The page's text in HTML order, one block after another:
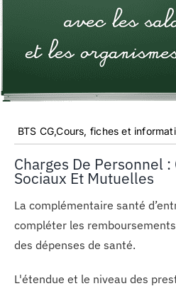
BTS CG,Cours, fiches et
Charges De Personnel :
Sociaux Et Mutuelles
La complémentaire santé
compléter les
des dépenses de santé.
L'étendue et le niveau des